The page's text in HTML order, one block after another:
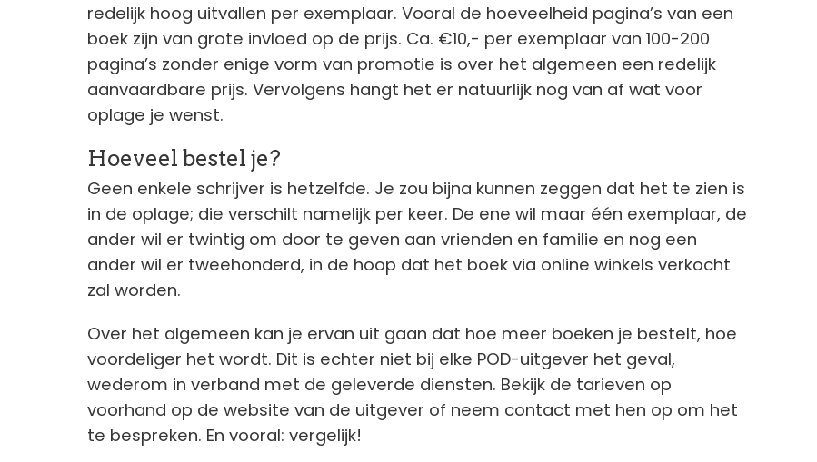
redelijk hoog uitvallen per exemplaar. Vooral de hoeveelheid pagina’s van een
boek zijn van grote invloed op de prijs. Ca. €10,- per exemplaar van 100-200
pagina’s zonder enige vorm van promotie is over het algemeen een redelijk
aanvaardbare prijs. Vervolgens hangt het er natuurlijk nog van af wat voor
oplage je wenst.
Hoeveel bestel je?
Geen enkele schrijver is hetzelfde. Je zou bijna kunnen zeggen dat het te zien is
in de oplage; die verschilt namelijk per keer. De ene wil maar één exemplaar, de
ander wil er twintig om door te geven aan vrienden en familie en nog een
ander wil er tweehonderd, in de hoop dat het boek via online winkels verkocht
zal worden.
Over het algemeen kan je ervan uit gaan dat hoe meer boeken je bestelt, hoe
voordeliger het wordt. Dit is echter niet bij elke POD-uitgever het geval,
wederom in verband met de geleverde diensten. Bekijk de tarieven op
voorhand op de website van de uitgever of neem contact met hen op om het
te bespreken. En vooral: vergelijk!